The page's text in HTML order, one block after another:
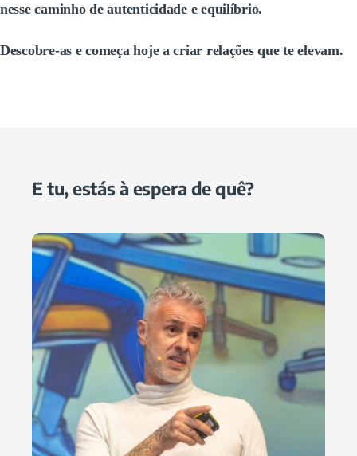
nesse caminho de autenticidade e equilíbrio.
Descobre-as e começa hoje a criar relações que te elevam.
E tu, estás à espera de quê?